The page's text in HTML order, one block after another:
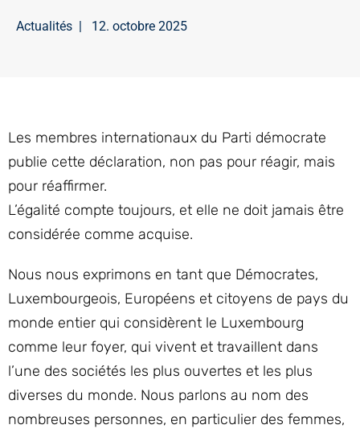
Actualités | 12. octobre 2025
Les membres internationaux du Parti démocrate
publie cette déclaration, non pas pour réagir, mais
pour réaffirmer.
L’égalité compte toujours, et elle ne doit jamais être
considérée comme acquise.
Nous nous exprimons en tant que Démocrates,
Luxembourgeois, Européens et citoyens de pays du
monde entier qui considèrent le Luxembourg
comme leur foyer, qui vivent et travaillent dans
l’une des sociétés les plus ouvertes et les plus
diverses du monde. Nous parlons au nom des
nombreuses personnes, en particulier des femmes,